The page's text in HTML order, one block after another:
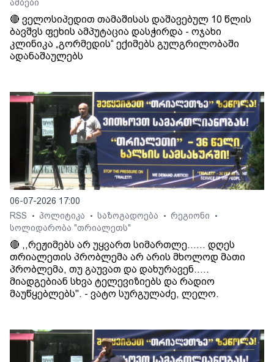
ამბები
🔴 ველოსიპედით თამაშისას დაშავებულ 10 წლის
ბავშვს ფეხის ამპუტაცია დასჭირდა - ოჯახი
კლინიკა „გორმედის“ ექიმებს გულგრილობაში
ადანაშაულებს
06-07-2026 17:00
RSS
• პოლიტიკა • საზოგადოება • რეგიონი •
სოლიდარობა "თრიალეთს"
🔴 ,,რეჟიმებს არ უყვართ სიმართლე...... დღეს
თრიალეთის პრობლემა არ არის მხოლოდ მათი
პრობლემა, თუ გაუვათ და დახურავენ.....
მიადგებიან სხვა ტელევიზიებს და რადიო
მაუწყებლებს". - ვატო სურგულაძე, ლელო.